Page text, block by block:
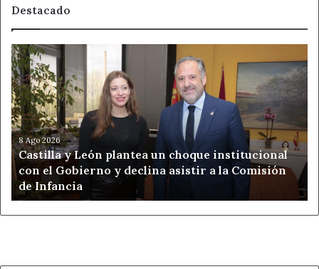
Destacado
Castilla
y
León
plantea
un
choque
institucional
con
el
Gobierno
y
declina
8 Ago 2026
Castilla y León plantea un choque institucional
con el Gobierno y declina asistir a la Comisión
de Infancia